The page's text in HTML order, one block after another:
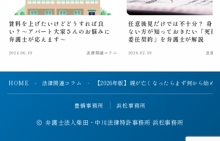
賃料を上げたいけどどうすれば良
い？～アパート大家さんのお悩みに
弁護士が応えます～
2024.06.19 法律関連コラム
任意後見だけでは不十分？ 身
ない方が知っておきたい「死後
委任契約」を弁護士が解説
2026.02.19 法律
HOME ＞ 法律関連コラム ＞ 【2026年版】親が亡くなったらまず何から始
豊橋事務所 浜松事務所
弁護士法人柴田・中川法律特許事務所 浜松事務所